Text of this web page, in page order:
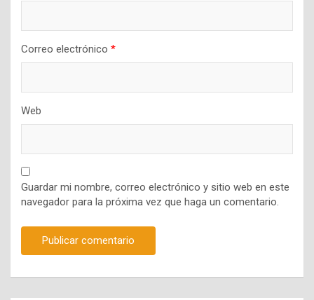
Correo electrónico *
Web
Guardar mi nombre, correo electrónico y sitio web en este
navegador para la próxima vez que haga un comentario.